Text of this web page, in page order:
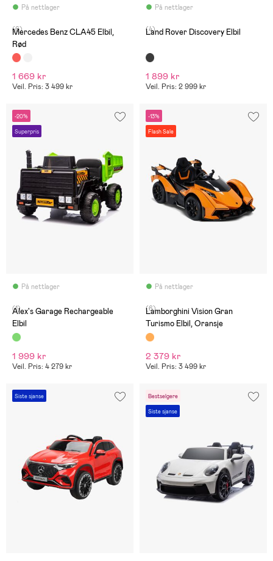
På nettlager
(6)
Mercedes Benz CLA45 Elbil,
Rød
1 669 kr
Veil. Pris: 3 499 kr
På nettlager
(4)
Land Rover Discovery Elbil
1 899 kr
Veil. Pris: 2 999 kr
-20%
Superpris
På nettlager
(1)
Alex's Garage Rechargeable
Elbil
1 999 kr
Veil. Pris: 4 279 kr
-13%
Flash Sale
På nettlager
(6)
Lamborghini Vision Gran
Turismo Elbil, Oransje
2 379 kr
Veil. Pris: 3 499 kr
Siste sjanse Bestselgere
Siste sjanse